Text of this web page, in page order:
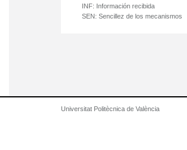
INF: Información recibida
SEN: Sencillez de los mecanismos
Universitat Politècnica de València